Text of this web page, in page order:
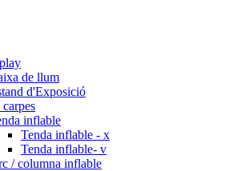
de llum
d'Exposició
inflable
Tenda inflable - x
Tenda inflable- v
/ columna inflable